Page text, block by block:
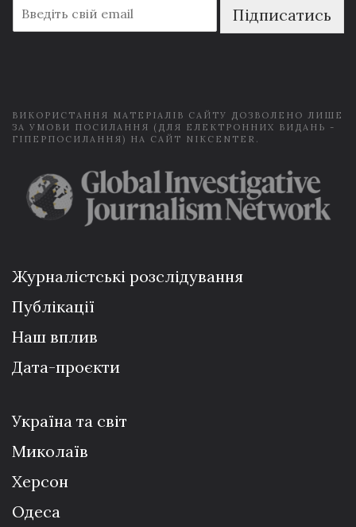
m
a
Підписатись
ВИКОРИСТАННЯ МАТЕРІАЛІВ САЙТУ ДОЗВОЛЕНО ЛИШЕ
ЗА УМОВИ ПОСИЛАННЯ (ДЛЯ ЕЛЕКТРОННИХ ВИДАНЬ -
ГІПЕРПОСИЛАННЯ) НА САЙТ NIKCENTER.
Журналістські розслідування
Публікації
Наш вплив
Дата-проєкти
Україна та світ
Миколаїв
Херсон
Одеса